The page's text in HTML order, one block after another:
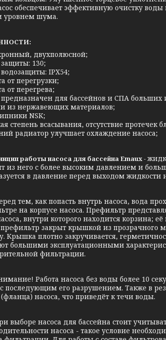
обеспечивает эффективную очистку
уровнем шума.
двухполюсной;
130;
IPX54;
от перегрузки;
от перегрева;
предназначен для бассейнов и СПА больших
из нержавеющих материалов;
NSK;
степень всасывания, отсутствие
радиатор улучшает охлаждение насоса;
работы насоса для бассейна Emaux -
из него с более высоким давлением и
в давление перед выходом жидкости
тем, как попасть внутрь насоса, вода
на корпусе насоса. Префильтр
внутри которого находится корзина;
закрыт крышкой из прозрачного
Крышка плотно закручивается,
большими эксплуатационными
фильтрации.
Работа насоса без воды более 10
последующим его разрушением. Также в
насоса, что приведёт к течи воды.
насоса для бассейна стоит
насоса - такое условие